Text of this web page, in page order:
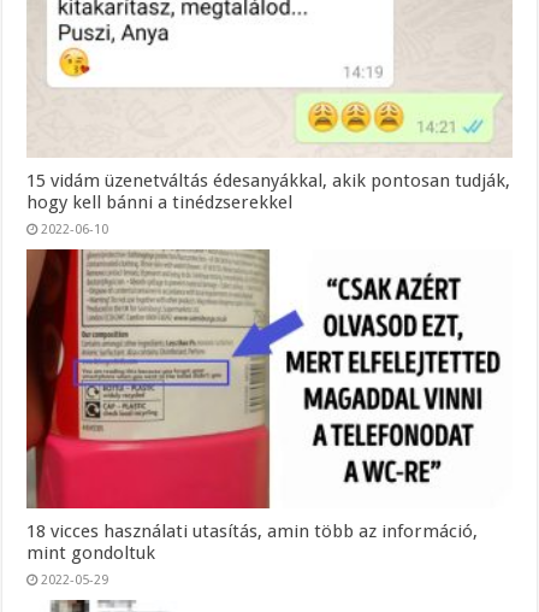
15 vidám üzenetváltás édesanyákkal, akik pontosan tudják,
hogy kell bánni a tinédzserekkel
2022-06-10
18 vicces használati utasítás, amin több az információ,
mint gondoltuk
2022-05-29